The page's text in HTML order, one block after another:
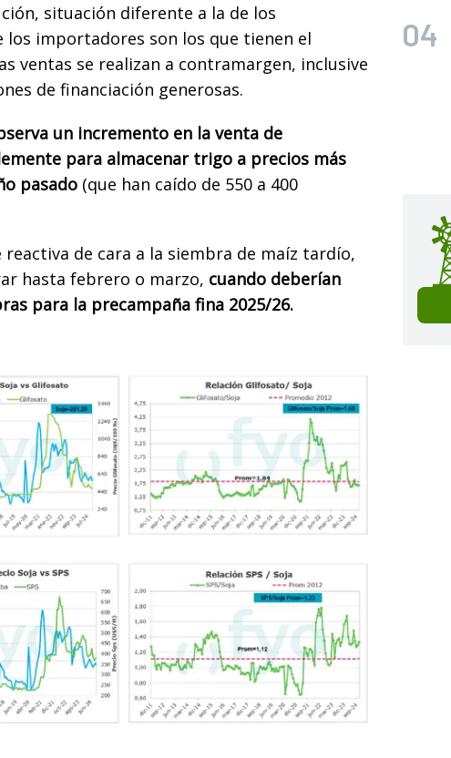
situación diferente a la de los
importadores son los que tienen el
ventas se realizan a contramargen, inclusive
de financiación generosas.
un incremento en la venta de
para almacenar trigo a precios más
pasado (que han caído de 550 a 400
reactiva de cara a la siembra de maíz tardío,
hasta febrero o marzo, cuando deberían
para la precampaña fina 2025/26.